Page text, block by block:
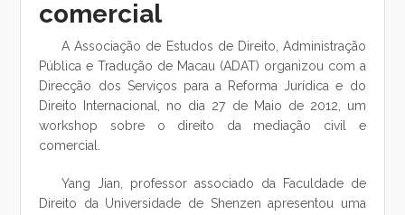
comercial
A Associação de Estudos de Direito, Administração
Pública e Tradução de Macau (ADAT) organizou com a
Direcção dos Serviços para a Reforma Jurídica e do
Direito Internacional, no dia 27 de Maio de 2012, um
workshop sobre o direito da mediação civil e
comercial.
Yang Jian, professor associado da Faculdade de
Direito da Universidade de Shenzen apresentou uma